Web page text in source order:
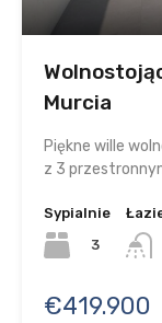
Murcia
Piękne wille
z 3
Sypialnie
3
€419.900